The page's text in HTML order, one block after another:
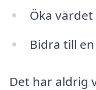
Öka
Bidra till
Det har aldrig